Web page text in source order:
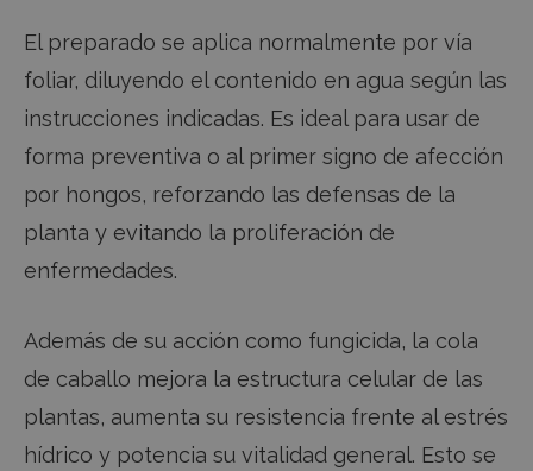
El preparado se aplica normalmente por vía
foliar, diluyendo el contenido en agua según las
instrucciones indicadas. Es ideal para usar de
forma preventiva o al primer signo de afección
por hongos, reforzando las defensas de la
planta y evitando la proliferación de
enfermedades.
Además de su acción como fungicida, la cola
de caballo mejora la estructura celular de las
plantas, aumenta su resistencia frente al estrés
hídrico y potencia su vitalidad general. Esto se